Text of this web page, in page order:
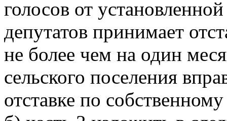
голосов от
депутатов принимает
не более чем на один
сельского поселения
отставке по